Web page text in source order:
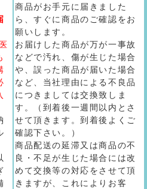
商品がお手元に届きました
ら、すぐに商品のご確認をお
願いします。
お届けした商品が万が一事故
などで汚れ、傷が生じた場合
や、誤った商品が届いた場合
など、当社理由による不良品
につきましては交換致しま
す。（到着後一週間以内とさ
せて頂きます。到着後よくご
確認下さい。）
商品配送の延滞又は商品の不
良・不足が生じた場合には改
めて交換等の対応をさせて頂
きますが、これによりお客